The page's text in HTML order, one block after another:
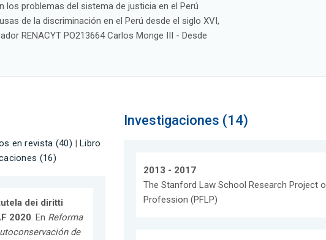
los problemas del sistema de justicia en el Perú
de la discriminación en el Perú desde el siglo XVI,
RENACYT PO213664 Carlos Monge III - Desde
en revista (40)
Libro
(16)
dei diritti
2020. En Reforma
de
Investigaciones (14)
2013 - 2017
The Stanford Law School Research Project
Profession (PFLP)